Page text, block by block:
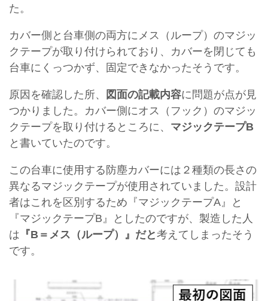
た。
カバー側と台車側の両方にメス（ループ）のマジッ
クテープが取り付けられており、カバーを閉じても
台車にくっつかず、固定できなかったそうです。
原因を確認した所、 図面の記載内容に問題が点が見
つかりました。カバー側にオス（フック）のマジッ
クテープを取り付けるところに、 マジックテープB
と書いていたのです。
この台車に使用する防塵カバーには２種類の長さの
異なるマジックテープが使用されていました。設計
者はこれを区別するため『マジックテープA』と
『マジックテープB』としたのですが、製造した人
は 『B＝メス（ループ）』だと考えてしまったそう
です。